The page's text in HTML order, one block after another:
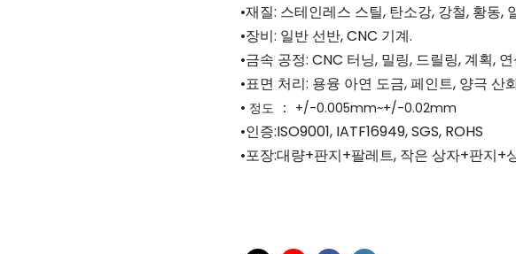
•재질: 스테인레스 스틸, 탄소강, 강철, 황동,
•장비: 일반 선반, CNC 기계.
•금속 공정: CNC 터닝, 밀링, 드릴링, 계획,
•표면 처리: 용융 아연 도금, 페인트, 양극 산
• 정도 ： +/-0.005mm~+/-0.02mm
•인증:ISO9001, IATF16949, SGS, ROHS
•포장:대량+판지+팔레트, 작은 상자+판지+